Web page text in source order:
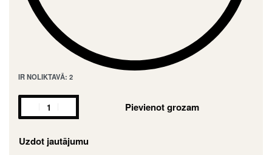
IR NOLIKTAVĀ: 2
Pievienot grozam
Uzdot jautājumu